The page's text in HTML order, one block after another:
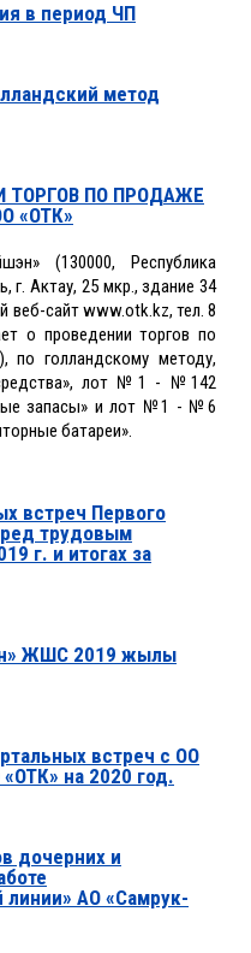
в период ЧП
метод
ТОРГОВ ПО ПРОДАЖЕ
«ОТК»
(130000, Республика
г. Актау, 25 мкр., здание 34
веб-сайт www.otk.kz, тел. 8
о проведении торгов по
по голландскому методу,
лот №1 - №142
запасы» и лот №1 - №6
батареи».
встреч Первого
трудовым
г. и итогах за
ЖШС 2019 жылы
встреч с ОО
на 2020 год.
дочерних и
линии» АО «Самрук-